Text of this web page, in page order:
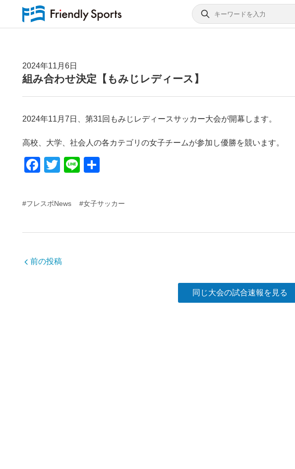
2024年11月6日
組み合わせ決定【もみじレディース】
2024年11月7日、第31回もみじレディースサッカー大会が開幕します。
高校、大学、社会人の各カテゴリの女子チームが参加し優勝を競います。
F
c
e
b
o
T
Li
e
#フレスポNews #女子サッカー
前の投稿
同じ大会の試合速報を見る